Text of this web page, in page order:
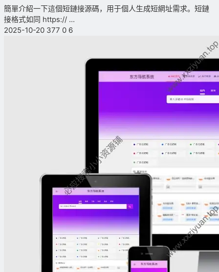
簡單介紹一下這個短鏈接源碼，用于個人生成短網址需求。短鏈
接格式如同 https:// ...
2025-10-20 377 0 6